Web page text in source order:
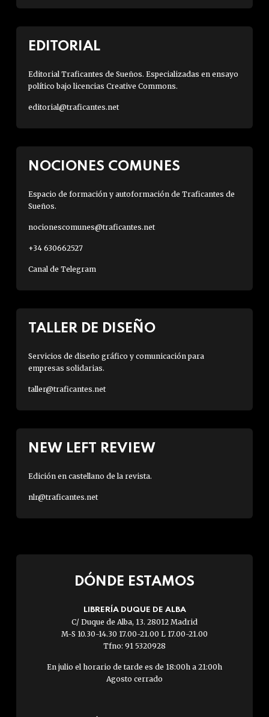
EDITORIAL
Editorial Traficantes de Sueños. Especializadas en ensayo
político bajo licencias Creative Commons.
editorial@traficantes.net
NOCIONES COMUNES
Espacio de formación y autoformación de Traficantes de
Sueños.
nocionescomunes@traficantes.net
+34 630662527
Canal de Telegram
TALLER DE DISEÑO
Servicios de diseño gráfico y comunicación para
empresas solidarias.
taller@traficantes.net
NEW LEFT REVIEW
Edición en castellano de la revista.
nlr@traficantes.net
DÓNDE ESTAMOS
LIBRERÍA DUQUE DE ALBA
C/ Duque de Alba, 13. 28012 Madrid
M-S 10.30-14.30 17.00-21.00 L 17.00-21.00
Tfno: 91 5320928
En julio el horario de tarde es de 18:00h a 21:00h
Agosto cerrado